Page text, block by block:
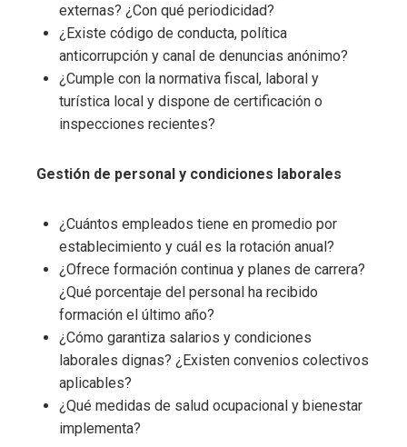
externas? ¿Con qué periodicidad?
¿Existe código de conducta, política
anticorrupción y canal de denuncias anónimo?
¿Cumple con la normativa fiscal, laboral y
turística local y dispone de certificación o
inspecciones recientes?
Gestión de personal y condiciones laborales
¿Cuántos empleados tiene en promedio por
establecimiento y cuál es la rotación anual?
¿Ofrece formación continua y planes de carrera?
¿Qué porcentaje del personal ha recibido
formación el último año?
¿Cómo garantiza salarios y condiciones
laborales dignas? ¿Existen convenios colectivos
aplicables?
¿Qué medidas de salud ocupacional y bienestar
implementa?